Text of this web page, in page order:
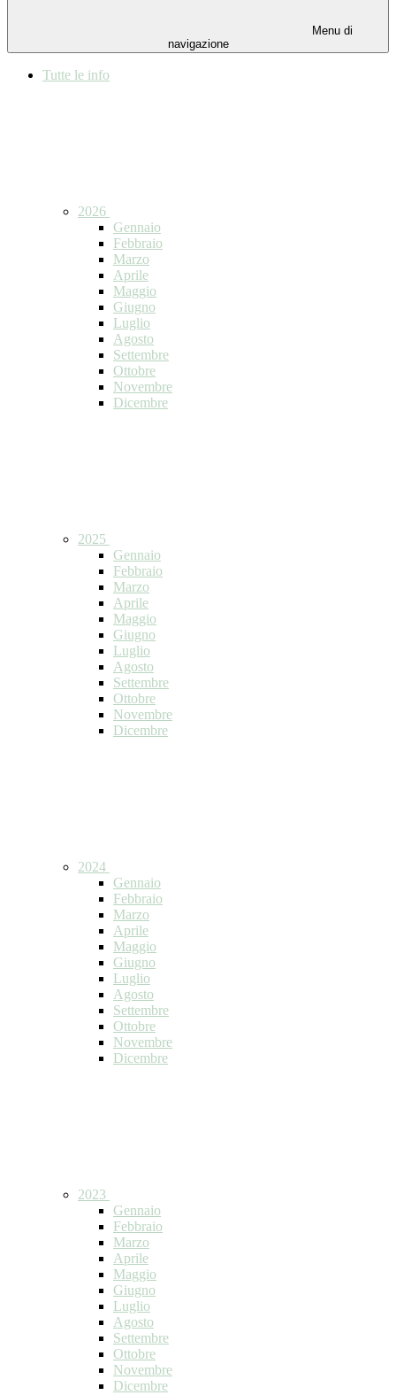
Menu di
navigazione
Tutte le info
2026
Gennaio
Febbraio
Marzo
Aprile
Maggio
Giugno
Luglio
Agosto
Settembre
Ottobre
Novembre
Dicembre
2025
Gennaio
Febbraio
Marzo
Aprile
Maggio
Giugno
Luglio
Agosto
Settembre
Ottobre
Novembre
Dicembre
2024
Gennaio
Febbraio
Marzo
Aprile
Maggio
Giugno
Luglio
Agosto
Settembre
Ottobre
Novembre
Dicembre
2023
Gennaio
Febbraio
Marzo
Aprile
Maggio
Giugno
Luglio
Agosto
Settembre
Ottobre
Novembre
Dicembre